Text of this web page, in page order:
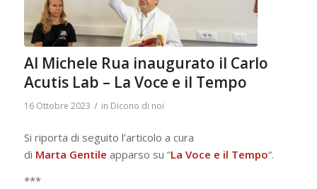
Al Michele Rua inaugurato il Carlo
Acutis Lab – La Voce e il Tempo
16 Ottobre 2023 / in Dicono di noi
Si riporta di seguito l’articolo a cura
di Marta Gentile apparso su “La Voce e il Tempo“.
***